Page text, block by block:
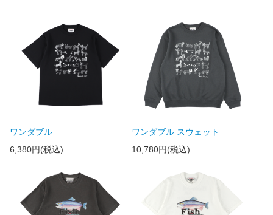
ワンダブル
6,380円(税込)
ワンダブル スウェット
10,780円(税込)